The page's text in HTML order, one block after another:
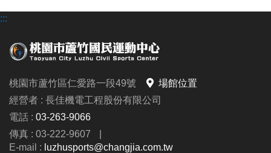
早鳥---至6/28前
6/28後報名 凡參加過耕斗耘或上課學員享9折優惠
◆伊索教育科學全日營
第一周---$4900
第二周至第九周---$8300
(可與蘆運夏令營並行優惠呦、泳池、耕斗耘除外
:::
桃園市蘆竹區仁愛路一段49號
場館位置
經營者 : 長佳機電工程股份有限公司
電話 : 03-263-9066
傳真 : 03-222-9607
|
E-mail : luzhusports@changjia.com.tw